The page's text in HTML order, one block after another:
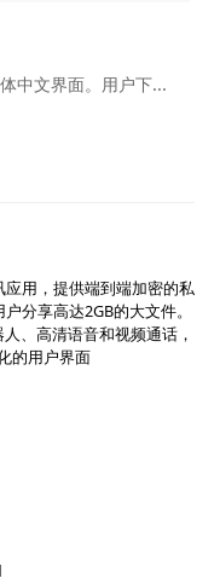
中文界面。用户下...
用，提供端到端加密的私
分享高达2GB的大文件。
、高清语音和视频通话，
的用户界面